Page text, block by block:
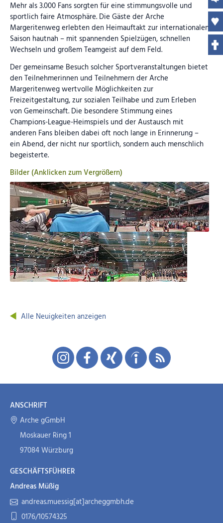
Mehr als 3.000 Fans sorgten für eine stimmungsvolle und
sportlich faire Atmosphäre. Die Gäste der Arche
Margeritenweg erlebten den Heimauftakt zur internationalen
Saison hautnah – mit spannenden Spielzügen, schnellen
Wechseln und großem Teamgeist auf dem Feld.
Der gemeinsame Besuch solcher Sportveranstaltungen bietet
den Teilnehmerinnen und Teilnehmern der Arche
Margeritenweg wertvolle Möglichkeiten zur
Freizeitgestaltung, zur sozialen Teilhabe und zum Erleben
von Gemeinschaft. Die besondere Stimmung eines
Champions-League-Heimspiels und der Austausch mit
anderen Fans bleiben dabei oft noch lange in Erinnerung –
ein Abend, der nicht nur sportlich, sondern auch menschlich
begeisterte.
Bilder (Anklicken zum Vergrößern)
Alle Neuigkeiten anzeigen
ANSCHRIFT
Arche gGmbH
Moskauer Ring 1
97084 Würzburg
GESCHÄFTSFÜHRER
Andreas Müßig
andreas.muessig[at]archeggmbh.de
0176/10574325